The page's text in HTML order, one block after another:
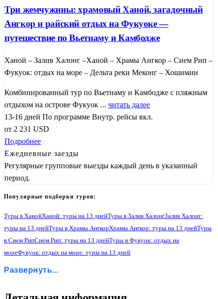
Три жемчужины: храмовый Ханой, загадочный
Ангкор и райский отдых на Фукуоке —
путешествие по Вьетнаму и Камбодже
Ханой – Залив Халонг –Ханой – Храмы Ангкор – Сием Рип –
Фукуок: отдых на море – Дельта реки Меконг – Хошимин
Комбинированный тур по Вьетнаму и Камбодже с пляжным
отдыхом на острове Фукуок ... читать далее
13-16 дней По программе Внутр. рейсы вкл.
от 2 231 USD
Подробнее
Ежедневные заезды
Регулярные групповые выезды каждый день в указанный
период.
Популярные подборки туров:
Туры в ХанойХаной: туры на 13 днейТуры в Залив ХалонгЗалив Халонг:
туры на 13 днейТуры в Храмы АнгкорХрамы Ангкор: туры на 13 днейТуры
в Сием РипСием Рип: туры на 13 днейТуры в Фукуок: отдых на
мореФукуок: отдых на море: туры на 13 дней
Туры в ХошиминХошимин: туры на 13 дней
Развернуть...